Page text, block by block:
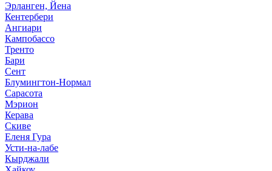
Эрланген, Йена
Кентербери
Ангиари
Кампобассо
Тренто
Бари
Сент
Блумингтон-Нормал
Сарасота
Мэрион
Керава
Скиве
Еленя Гура
Усти-на-лабе
Кырджали